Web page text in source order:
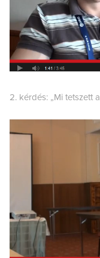
2. kérdés: „Mi tetszett